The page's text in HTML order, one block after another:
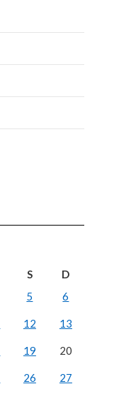
S
D
5 6
12 13
19 20
26 27